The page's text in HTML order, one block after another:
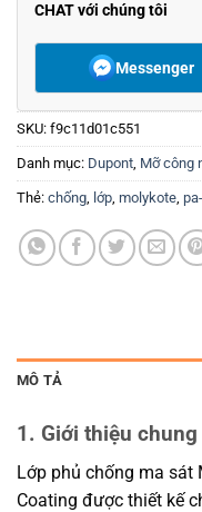
CHAT với chúng tôi
Messenger
SKU: f9c11d01c551
Danh mục: Dupont, Mỡ công
Thẻ: chống, lớp, molykote,
MÔ TẢ
1. Giới thiệu
Lớp phủ chống ma sát
Coating được thiết kế